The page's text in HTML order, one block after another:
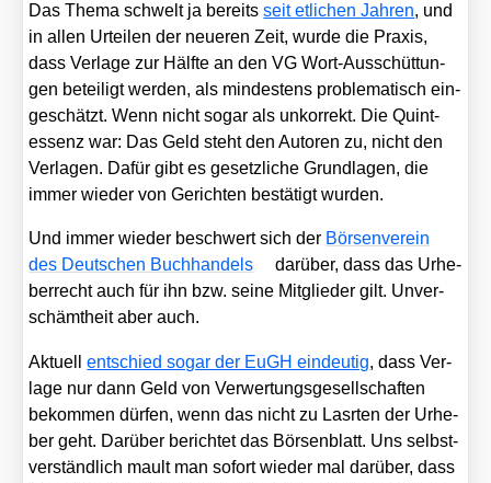
Das The­ma schwelt ja bereitsseit etli­chen Jah­ren, und
in allen Urtei­len der neue­ren Zeit, wur­de die Pra­xis,
dass Ver­la­ge zur Hälf­te an den VG Wort-Aus­schüt­tun­
gen betei­ligt wer­den, als min­des­tens pro­ble­ma­tisch ein­
ge­schätzt. Wenn nicht sogar als unkor­rekt. Die Quint­
essenz war: Das Geld steht den Autoren zu, nicht den
Ver­la­gen. Dafür gibt es gesetz­li­che Grund­la­gen, die
immer wie­der von Gerich­ten bestä­tigt wur­den.
Und immer wie­der beschwert sich der Bör­sen­ver­ein
des Deut­schen Buch­han­dels
dar­über, dass das Urhe­
ber­recht auch für ihn bzw. sei­ne Mit­glie­der gilt. Unver­
schämt­heit aber auch.
Aktu­ellent­schied sogar der EuGH ein­deu­tig, dass Ver­
la­ge nur dann Geld von Ver­wer­tungs­ge­sell­schaf­ten
bekom­men dür­fen, wenn das nicht zu Lasr­ten der Urhe­
ber geht. Dar­über berich­tet das Bör­sen­blatt. Uns selbst­
ver­ständ­lich mault man sofort wie­der mal dar­über, dass